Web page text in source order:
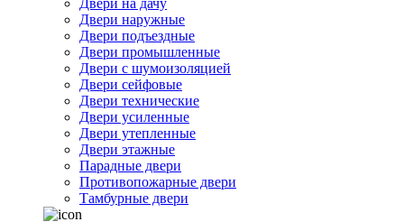
Двери на дачу
Двери наружные
Двери подъездные
Двери промышленные
Двери с шумоизоляцией
Двери сейфовые
Двери технические
Двери усиленные
Двери утепленные
Двери этажные
Парадные двери
Противопожарные двери
Тамбурные двери